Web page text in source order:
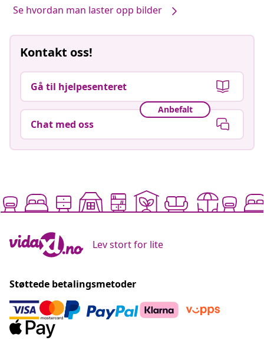
Se hvordan man laster opp bilder
Kontakt oss!
Gå til hjelpesenteret
Anbefalt
Chat med oss
Lev stort for lite
Støttede betalingsmetoder